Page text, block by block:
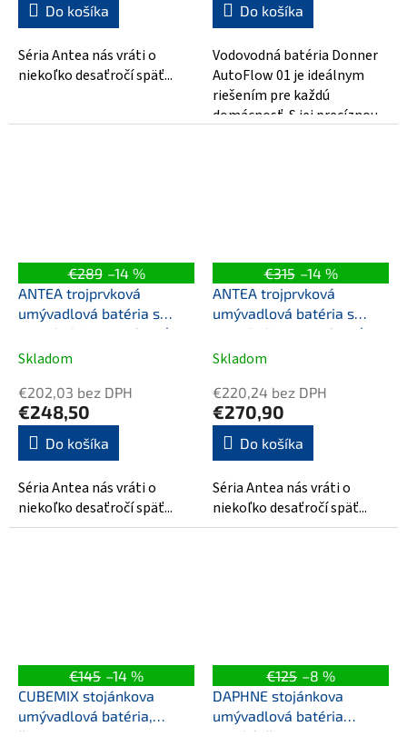
Do košíka
Séria Antea nás vráti o
niekoľko desaťročí späť...
Do košíka
Vodovodná batéria Donner
AutoFlow 01 je ideálnym
riešením pre každú
domácnosť. S jej precíznou
€289 –14 %
ANTEA trojprvková
umývadlová batéria s
retro hubicou, s výpusťou,
chróm
Skladom
€202,03 bez DPH
€248,50
Do košíka
Séria Antea nás vráti o
niekoľko desaťročí späť...
€315 –14 %
ANTEA trojprvková
umývadlová batéria s
retro hubicou, s výpusťou,
chróm/zlato
Skladom
€220,24 bez DPH
€270,90
Do košíka
Séria Antea nás vráti o
niekoľko desaťročí späť...
€145 –14 %
CUBEMIX stojánkova
umývadlová batéria,
čierna mat
€125 –8 %
DAPHNE stojánkova
umývadlová batéria
vysoká, čierna mat